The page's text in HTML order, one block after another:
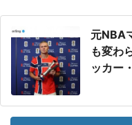
元NBA
も変わ
ッカー